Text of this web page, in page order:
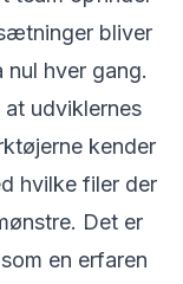
bliver
hver gang.
udviklernes
kender
hvilke filer der
Det er
en erfaren